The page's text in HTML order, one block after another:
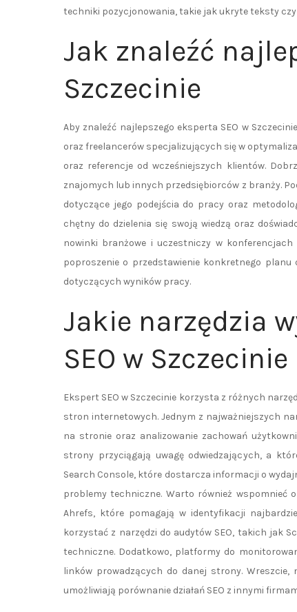
techniki pozycjonowania, takie jak ukryte teksty
Jak znaleźć
Szczecinie
Aby znaleźć najlepszego eksperta SEO w
oraz freelancerów specjalizujących się w
oraz referencje od wcześniejszych klientów.
znajomych lub innych przedsiębiorców z branży.
dotyczące jego podejścia do pracy oraz
chętny do dzielenia się swoją wiedzą oraz
nowinki branżowe i uczestniczy w
poproszenie o przedstawienie konkretnego planu
dotyczących wyników pracy.
Jakie narzędzia
SEO w Szczecinie
Ekspert SEO w Szczecinie korzysta z różnych
stron internetowych. Jednym z najważniejszych
na stronie oraz analizowanie zachowań
strony przyciągają uwagę odwiedzających, a
Search Console, które dostarcza informacji o
problemy techniczne. Warto również wspomnieć
Ahrefs, które pomagają w identyfikacji
korzystać z narzędzi do audytów SEO, takich jak
techniczne. Dodatkowo, platformy do
linków prowadzących do danej strony.
umożliwiają porównanie działań SEO z innymi